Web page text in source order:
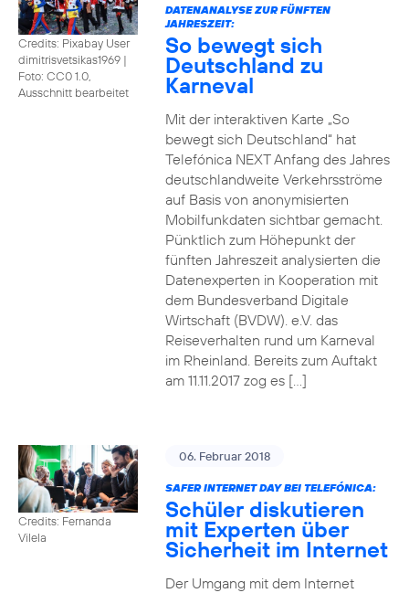
Credits: Pixabay User
dimitrisvetsikas1969 |
Foto: CC0 1.0,
Ausschnitt bearbeitet
DATENANALYSE ZUR FÜNFTEN
JAHRESZEIT:
So bewegt sich
Deutschland zu
Karneval
Mit der interaktiven Karte „So
bewegt sich Deutschland“ hat
Telefónica NEXT Anfang des Jahres
deutschlandweite Verkehrsströme
auf Basis von anonymisierten
Mobilfunkdaten sichtbar gemacht.
Pünktlich zum Höhepunkt der
fünften Jahreszeit analysierten die
Datenexperten in Kooperation mit
dem Bundesverband Digitale
Wirtschaft (BVDW). e.V. das
Reiseverhalten rund um Karneval
im Rheinland. Bereits zum Auftakt
am 11.11.2017 zog es […]
Credits: Fernanda
Vilela
06. Februar 2018
SAFER INTERNET DAY BEI TELEFÓNICA:
Schüler diskutieren
mit Experten über
Sicherheit im Internet
Der Umgang mit dem Internet